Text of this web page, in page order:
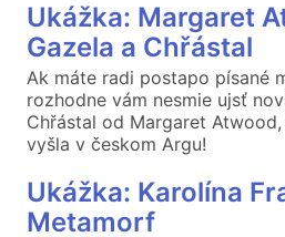
Ukážka: Margaret
Gazela a Chřástal
Ak máte radi postapo písané
rozhodne vám nesmie ujsť
Chřástal od Margaret
vyšla v českom Argu!
Ukážka: Karolína
Metamorf